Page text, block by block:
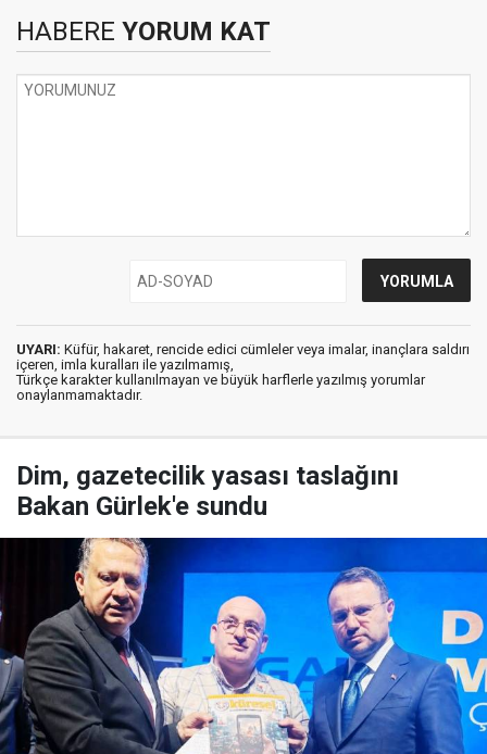
HABERE YORUM KAT
UYARI: Küfür, hakaret, rencide edici cümleler veya imalar, inançlara saldırı
içeren, imla kuralları ile yazılmamış,
Türkçe karakter kullanılmayan ve büyük harflerle yazılmış yorumlar
onaylanmamaktadır.
Dim, gazetecilik yasası taslağını
Bakan Gürlek'e sundu